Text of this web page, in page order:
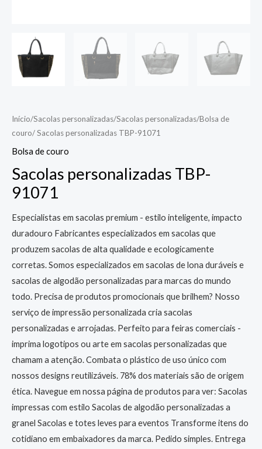
Início/Sacolas personalizadas/Sacolas personalizadas/Bolsa de
couro/ Sacolas personalizadas TBP-91071
Bolsa de couro
Sacolas personalizadas TBP-
91071
Especialistas em sacolas premium - estilo inteligente, impacto
duradouro Fabricantes especializados em sacolas que
produzem sacolas de alta qualidade e ecologicamente
corretas. Somos especializados em sacolas de lona duráveis e
sacolas de algodão personalizadas para marcas do mundo
todo. Precisa de produtos promocionais que brilhem? Nosso
serviço de impressão personalizada cria sacolas
personalizadas e arrojadas. Perfeito para feiras comerciais -
imprima logotipos ou arte em sacolas personalizadas que
chamam a atenção. Combata o plástico de uso único com
nossos designs reutilizáveis. 78% dos materiais são de origem
ética. Navegue em nossa página de produtos para ver: Sacolas
impressas com estilo Sacolas de algodão personalizadas a
granel Sacolas e totes leves para eventos Transforme itens do
cotidiano em embaixadores da marca. Pedido simples. Entrega